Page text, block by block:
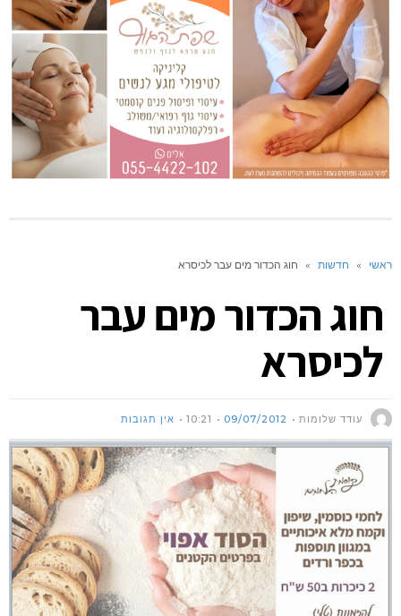
ראשי » חדשות » חוג הכדור מים עבר לכיסרא
חוג הכדור מים עבר
לכיסרא
עודד שלומות 09/07/2012
10:21 אין תגובות